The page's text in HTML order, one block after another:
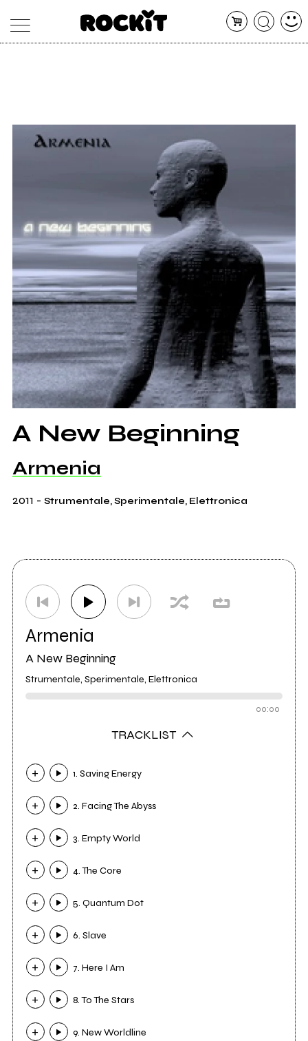
CONCERTI
SHOP
A New Beginning
Armenia
2011 - Strumentale, Sperimentale, Elettronica
Armenia
A New Beginning
Strumentale, Sperimentale, Elettronica
00:00
TRACKLIST
1. Saving Energy
2. Facing The Abyss
3. Empty World
4. The Core
5. Quantum Dot
6. Slave
7. Here I Am
8. To The Stars
9. New Worldline